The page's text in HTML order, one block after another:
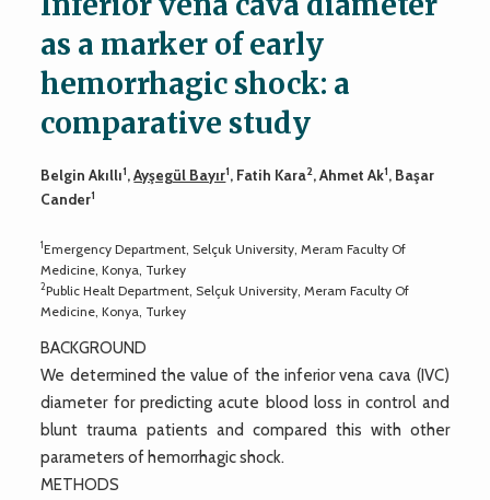
as a marker of early
hemorrhagic shock: a
comparative study
Belgin Akıllı1,Ayşegül Bayır1, Fatih Kara2, Ahmet Ak1, Başar
Cander1
1Emergency Department, Selçuk University, Meram Faculty Of
Medicine, Konya, Turkey
2Public Healt Department, Selçuk University, Meram Faculty Of
Medicine, Konya, Turkey
BACKGROUND
We determined the value of the inferior vena cava (IVC)
diameter for predicting acute blood loss in control and
blunt trauma patients and compared this with other
parameters of hemorrhagic shock.
METHODS